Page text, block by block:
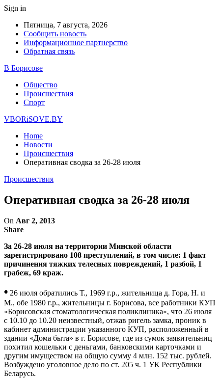
Sign in
Пятница, 7 августа, 2026
Сообщить новость
Информационное партнерство
Обратная связь
В Борисове
Общество
Происшествия
Спорт
VBORiSOVE.BY
Home
Новости
Происшествия
Оперативная сводка за 26-28 июля
Происшествия
Оперативная сводка за 26-28 июля
On Авг 2, 2013
Share
За 26-28 июля на территории Минской области
зарегистрировано 108 преступлений, в том числе: 1 факт
причинения тяжких телесных повреждений, 1 разбой, 1
грабеж, 69 краж.
• 26 июля обратились Т., 1969 г.р., жительница д. Гора, Н. и
М., обе 1980 г.р., жительницы г. Борисова, все работники КУП
«Борисовская стоматологическая поликлиника», что 26 июля
с 10.10 до 10.20 неизвестный, отжав ригель замка, проник в
кабинет администрации указанного КУП, расположенный в
здании «Дома быта» в г. Борисове, где из сумок заявительниц
похитил кошельки с деньгами, банковскими карточками и
другим имуществом на общую сумму 4 млн. 152 тыс. рублей.
Возбуждено уголовное дело по ст. 205 ч. 1 УК Республики
Беларусь.